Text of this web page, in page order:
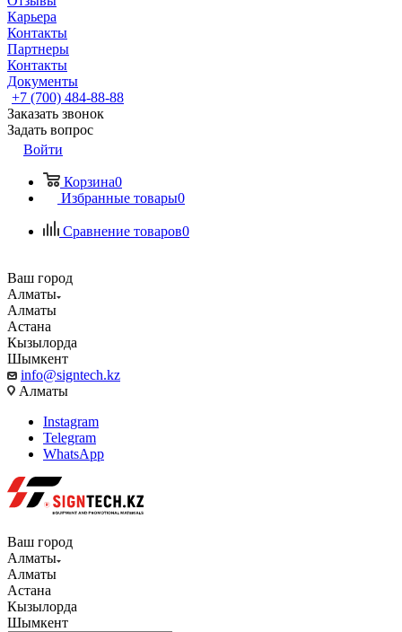
Карьера
Контакты
Партнеры
Контакты
Документы
+7 (700) 484-88-88
Заказать звонок
Задать вопрос
Войти
Корзина0
Избранные товары0
Сравнение товаров0
Ваш город
Алматы
Алматы
Астана
Кызылорда
Шымкент
info@signtech.kz
Алматы
Instagram
Telegram
WhatsApp
Ваш город
Алматы
Алматы
Астана
Кызылорда
Шымкент